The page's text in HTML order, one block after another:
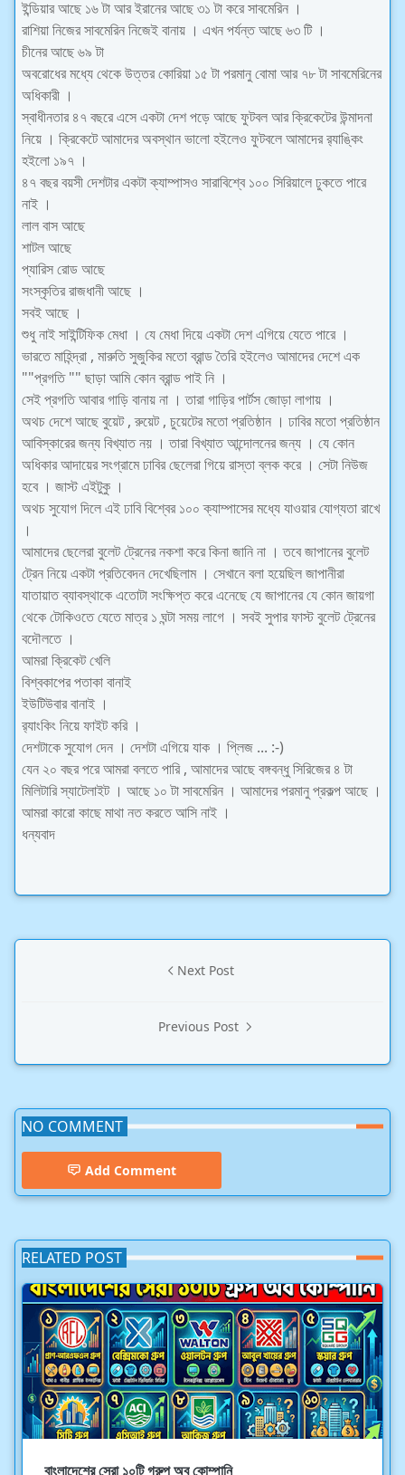
ইন্ডিয়ার আছে ১৬ টা আর ইরানের আছে ৩১ টা করে সাবমেরিন ।
রাশিয়া নিজের সাবমেরিন নিজেই বানায় । এখন পর্যন্ত আছে ৬৩ টি ।
চীনের আছে ৬৯ টা
অবরোধের মধ্যে থেকে উত্তর কোরিয়া ১৫ টা পরমানু বোমা আর ৭৮ টা সাবমেরিনের
অধিকারী ।
স্বাধীনতার ৪৭ বছরে এসে একটা দেশ পড়ে আছে ফুটবল আর ক্রিকেটের উন্মাদনা
নিয়ে । ক্রিকেটে আমাদের অবস্থান ভালো হইলেও ফুটবলে আমাদের র‍্যাঙ্কিং
হইলো ১৯৭ ।
৪৭ বছর বয়সী দেশটার একটা ক্যাম্পাসও সারাবিশ্বে ১০০ সিরিয়ালে ঢুকতে পারে
নাই ।
লাল বাস আছে
শাটল আছে
প্যারিস রোড আছে
সংস্কৃতির রাজধানী আছে ।
সবই আছে ।
শুধু নাই সাইন্টিফিক মেধা । যে মেধা দিয়ে একটা দেশ এগিয়ে যেতে পারে ।
ভারতে মাহিন্দ্রা , মারুতি সুজুকির মতো ব্রান্ড তৈরি হইলেও আমাদের দেশে এক
""প্রগতি "" ছাড়া আমি কোন ব্রান্ড পাই নি ।
সেই প্রগতি আবার গাড়ি বানায় না । তারা গাড়ির পার্টস জোড়া লাগায় ।
অথচ দেশে আছে বুয়েট , রুয়েট , চুয়েটের মতো প্রতিষ্ঠান । ঢাবির মতো প্রতিষ্ঠান
আবিস্কারের জন্য বিখ্যাত নয় । তারা বিখ্যাত আন্দোলনের জন্য । যে কোন
অধিকার আদায়ের সংগ্রামে ঢাবির ছেলেরা গিয়ে রাস্তা ব্লক করে । সেটা নিউজ
হবে । জাস্ট এইটুকু ।
অথচ সুযোগ দিলে এই ঢাবি বিশ্বের ১০০ ক্যাম্পাসের মধ্যে যাওয়ার যোগ্যতা রাখে
।
আমাদের ছেলেরা বুলেট ট্রেনের নকশা করে কিনা জানি না । তবে জাপানের বুলেট
ট্রেন নিয়ে একটা প্রতিবেদন দেখেছিলাম । সেখানে বলা হয়েছিল জাপানীরা
যাতায়াত ব্যাবস্থাকে এতোটা সংক্ষিপ্ত করে এনেছে যে জাপানের যে কোন জায়গা
থেকে টোকিওতে যেতে মাত্র ১ ঘন্টা সময় লাগে । সবই সুপার ফাস্ট বুলেট ট্রেনের
বদৌলতে ।
আমরা ক্রিকেট খেলি
বিশ্বকাপের পতাকা বানাই
ইউটিউবার বানাই ।
র‍্যাংকিং নিয়ে ফাইট করি ।
দেশটাকে সুযোগ দেন । দেশটা এগিয়ে যাক । প্লিজ ... :-)
যেন ২০ বছর পরে আমরা বলতে পারি , আমাদের আছে বঙ্গবন্ধু সিরিজের ৪ টা
মিলিটারি স্যাটেলাইট । আছে ১০ টা সাবমেরিন । আমাদের পরমানু প্রকল্প আছে ।
আমরা কারো কাছে মাথা নত করতে আসি নাই ।
ধন্যবাদ
Next Post
Previous Post
NO COMMENT
Add Comment
RELATED POST
বাংলাদেশের সেরা ১০টি গ্রুপ অব কোম্পানি